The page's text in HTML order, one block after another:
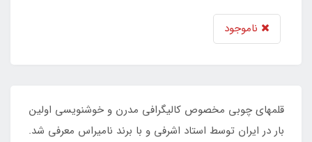
ناموجود
قلمهای چوبی مخصوص کالیگرافی مدرن و خوشنویسی اولین
بار در ایران توسط استاد اشرفی و با برند نامیراس معرفی شد.